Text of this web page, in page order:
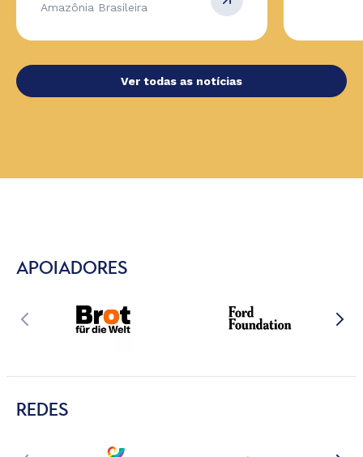
Amazônia Brasileira
Ver todas as notícias
APOIADORES
REDES